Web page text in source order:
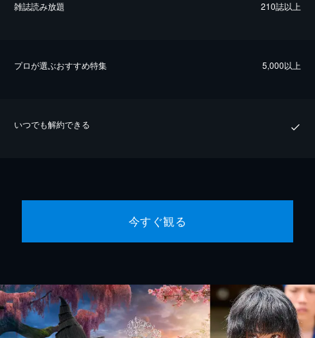
雑誌読み放題 210誌以上
プロが選ぶおすすめ特集 5,000以上
いつでも解約できる
今すぐ観る